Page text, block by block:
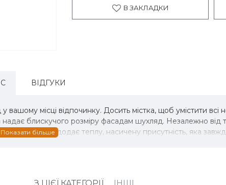
В ЗАКЛАДКИ
ВІДГУКИ
місці відпочинку. Досить містка, щоб умістити всі
блискучого розміру фасадам шухляд. Незалежно від
набір додає теплу, насичену присутність, яка